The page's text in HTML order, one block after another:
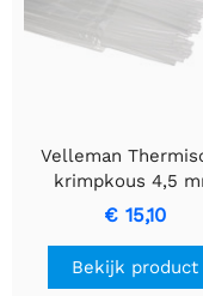
Velleman
krimpkous 4,5
transparant voor
elektrische
€ 15,10
Bekijk product